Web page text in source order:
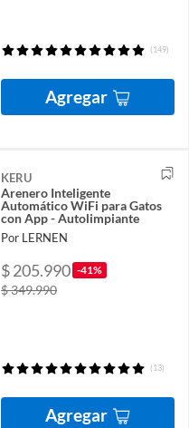
(149)
Agregar
KERU
Arenero Inteligente
Automático WiFi para Gatos
con App - Autolimpiante
Por LERNEN
$ 205.990 -41%
$ 349.990
(13)
Agregar